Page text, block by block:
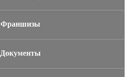
Франшизы
Документы